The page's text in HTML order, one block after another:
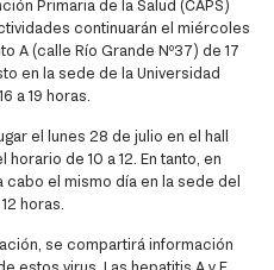
Primaria de la Salud (CAPS)
continuarán el miércoles
A (calle Río Grande Nº37) de 17
en la sede de la Universidad
a 19 horas.
el lunes 28 de julio en el hall
de 10 a 12. En tanto, en
cabo el mismo día en la sede del
horas.
se compartirá información